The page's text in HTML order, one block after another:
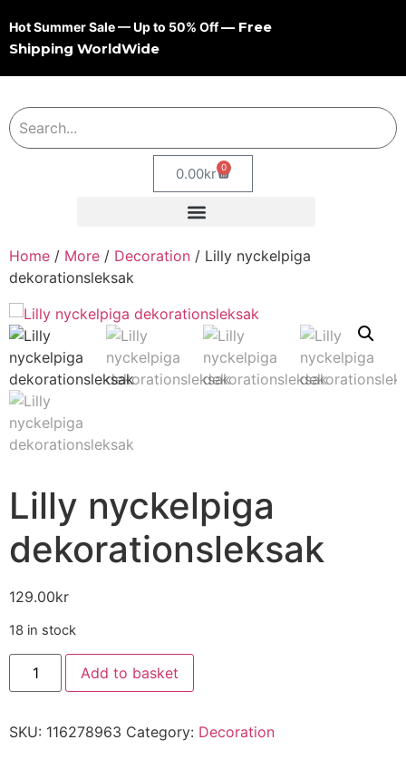
Hot Summer Sale — Up to 50% Off— Free
Shipping WorldWide
0.00kr 0
Home / More / Decoration / Lilly nyckelpiga
dekorationsleksak
Lilly nyckelpiga
dekorationsleksak
129.00kr
18 in stock
Add to basket
SKU: 116278963 Category: Decoration